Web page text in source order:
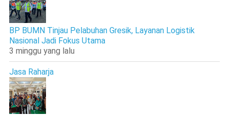
BP BUMN Tinjau Pelabuhan Gresik, Layanan Logistik
Nasional Jadi Fokus Utama
3 minggu yang lalu
Jasa Raharja